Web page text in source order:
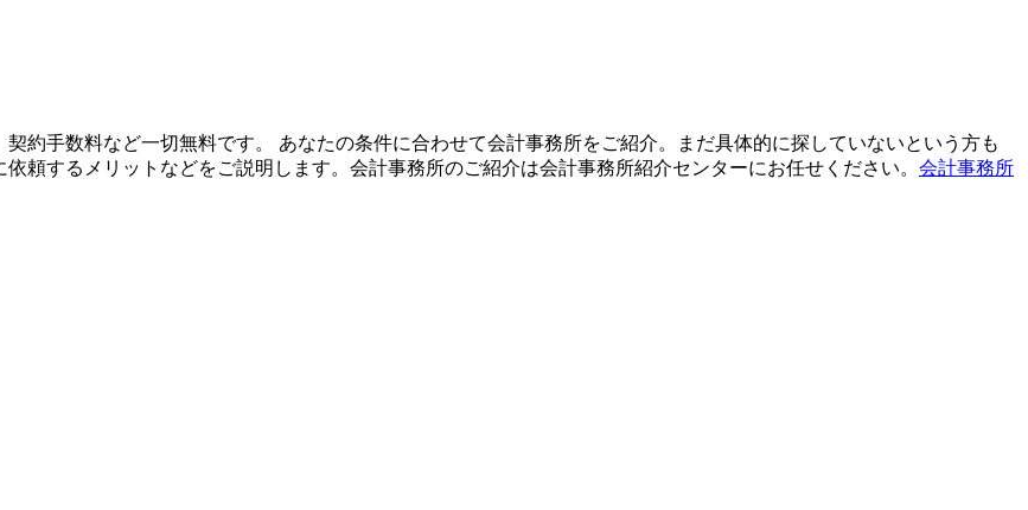
約手数料など一切無料です。 あなたの条件に合わせて会計事務所をご紹介。まだ具体的に探していないという方も
頼するメリットなどをご説明します。会計事務所のご紹介は会計事務所紹介センターにお任せください。 会計事務所